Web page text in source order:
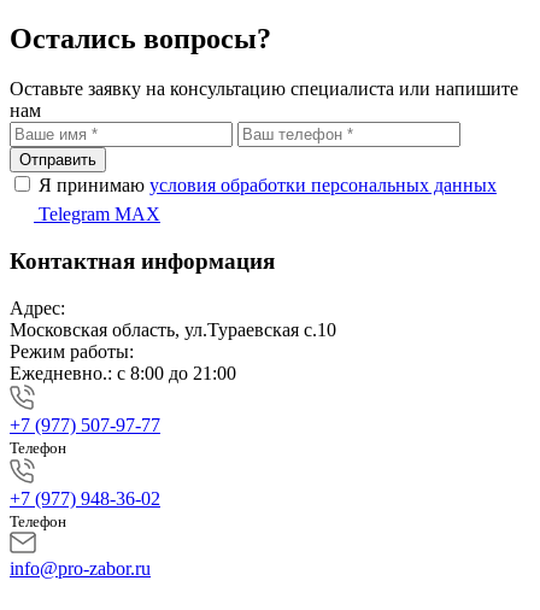
Остались вопросы?
Оставьте заявку на консультацию специалиста или напишите
нам
Отправить
Я принимаю условия обработки персональных данных
Telegram MAX
Контактная информация
Адрес:
Московская область, ул.Тураевская с.10
Режим работы:
Ежедневно.: с 8:00 до 21:00
+7 (977) 507-97-77
Телефон
+7 (977) 948-36-02
Телефон
info@pro-zabor.ru